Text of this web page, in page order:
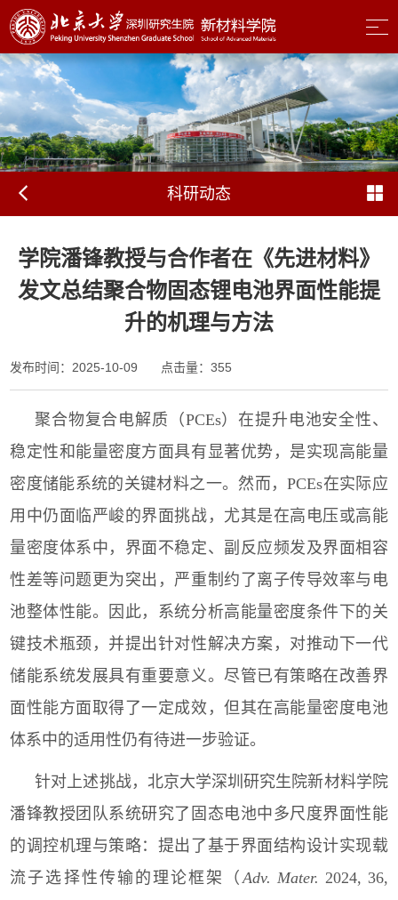
科研动态
学院潘锋教授与合作者在《先进材料》
发文总结聚合物固态锂电池界面性能提
升的机理与方法
发布时间：2025-10-09 点击量：355
聚合物复合电解质（PCEs）在提升电池安全性、
稳定性和能量密度方面具有显著优势，是实现高能量
密度储能系统的关键材料之一。然而，PCEs在实际应
用中仍面临严峻的界面挑战，尤其是在高电压或高能
量密度体系中，界面不稳定、副反应频发及界面相容
性差等问题更为突出，严重制约了离子传导效率与电
池整体性能。因此，系统分析高能量密度条件下的关
键技术瓶颈，并提出针对性解决方案，对推动下一代
储能系统发展具有重要意义。尽管已有策略在改善界
面性能方面取得了一定成效，但其在高能量密度电池
体系中的适用性仍有待进一步验证。
针对上述挑战，北京大学深圳研究生院新材料学院
潘锋教授团队系统研究了固态电池中多尺度界面性能
的调控机理与策略：提出了基于界面结构设计实现载
流子选择性传输的理论框架（Adv. Mater. 2024, 36,